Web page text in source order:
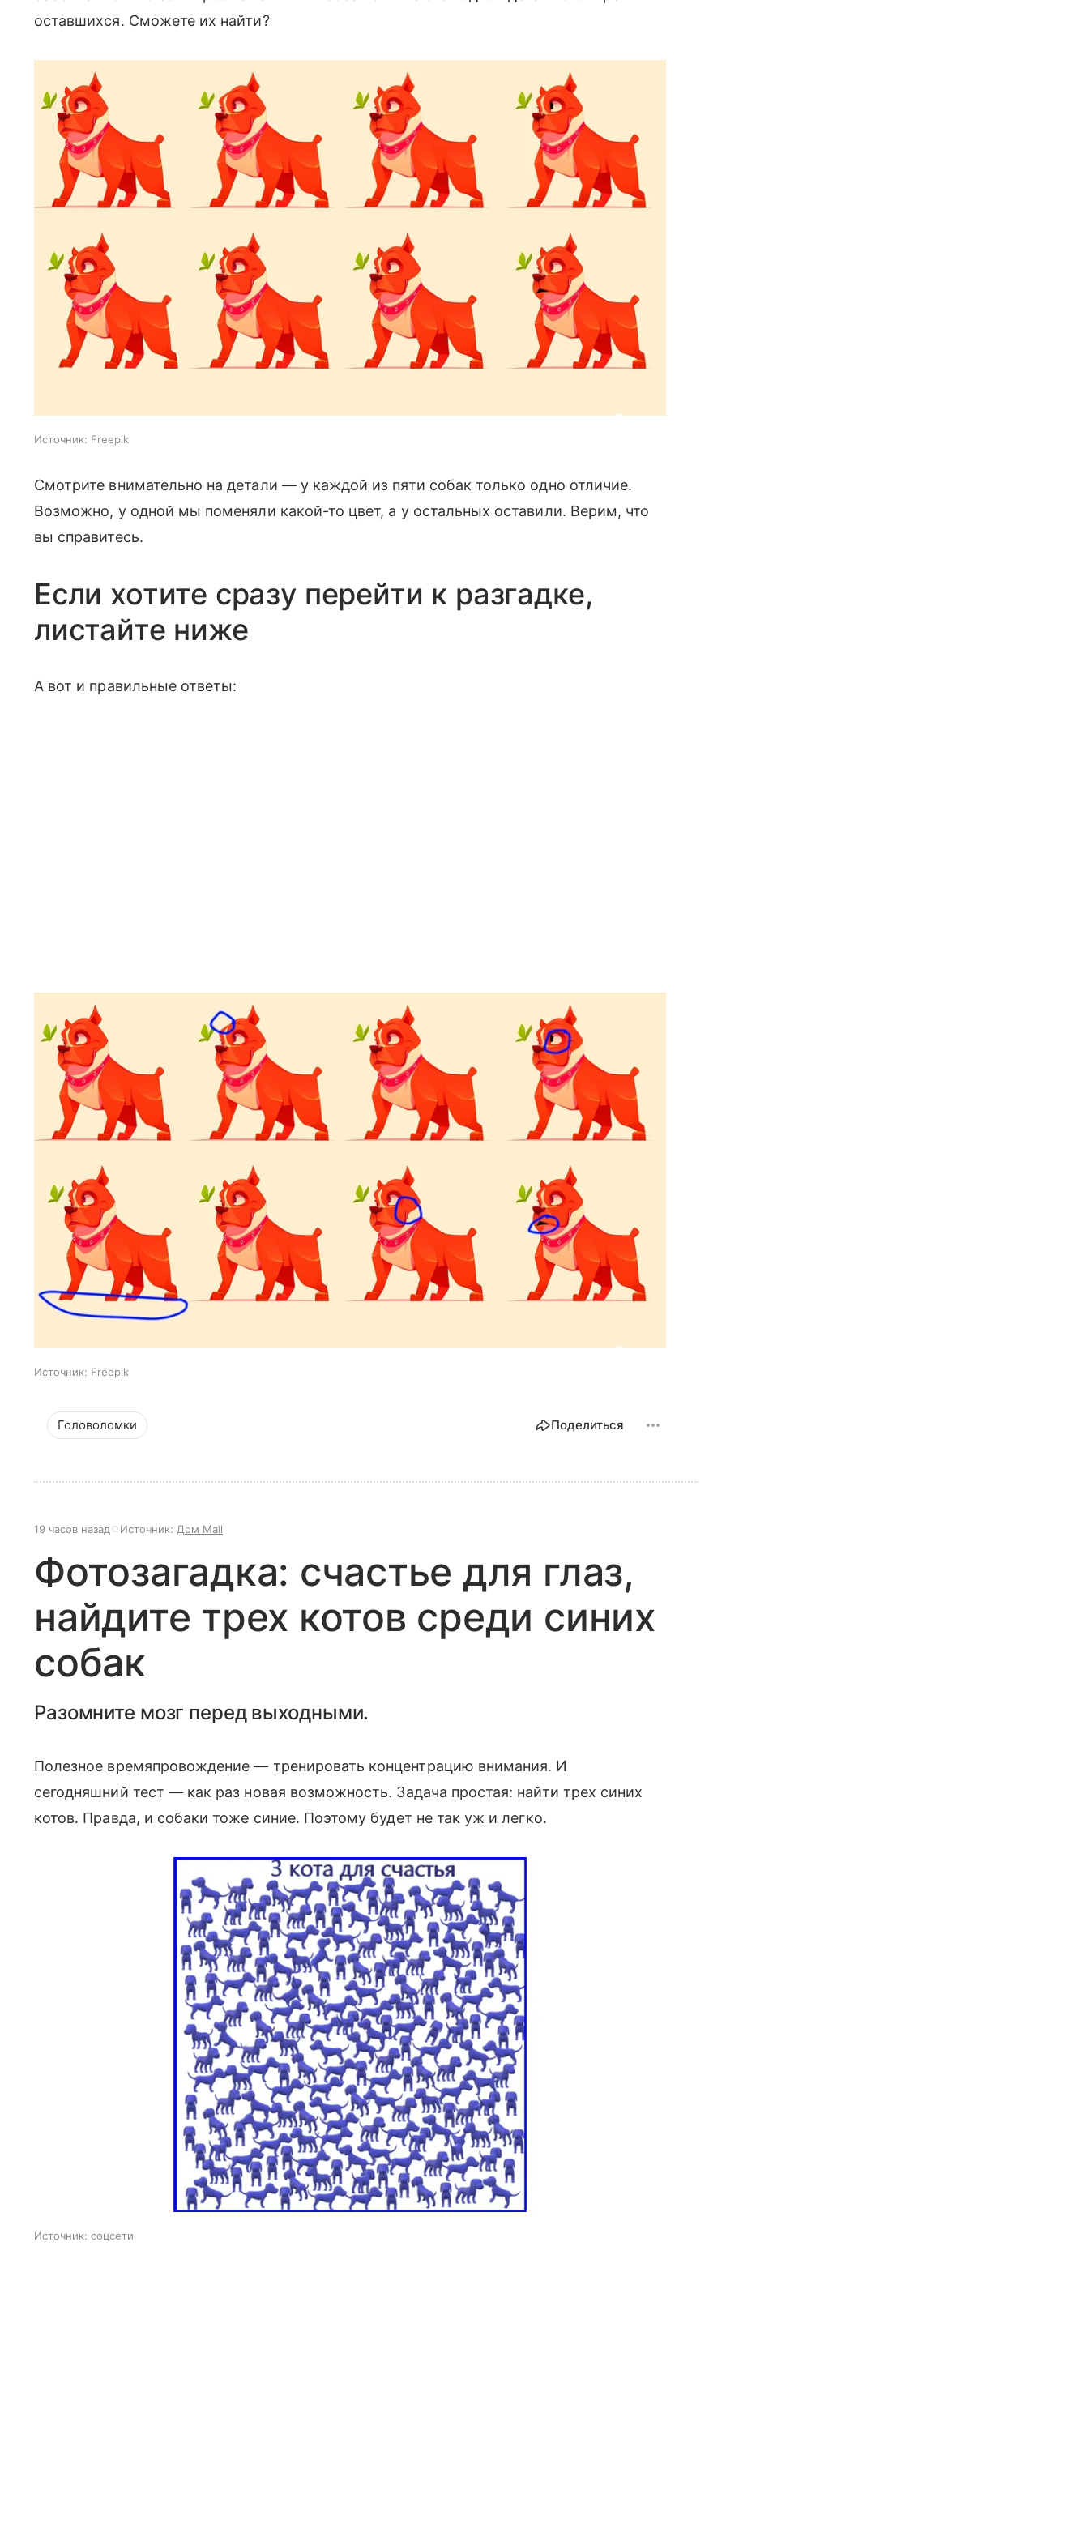
оставшихся. Сможете их найти?
Источник: Freepik
Смотрите внимательно на детали — у каждой из пяти собак только одно отличие.
Возможно, у одной мы поменяли какой-то цвет, а у остальных оставили. Верим, что
вы справитесь.
Если хотите сразу перейти к разгадке,
листайте ниже
А вот и правильные ответы:
Источник: Freepik
Головоломки Поделиться
19 часов назад Источник: Дом Mail
Фотозагадка: счастье для глаз,
найдите трех котов среди синих
собак
Разомните мозг перед выходными.
Полезное времяпровождение — тренировать концентрацию внимания. И
сегодняшний тест — как раз новая возможность. Задача простая: найти трех синих
котов. Правда, и собаки тоже синие. Поэтому будет не так уж и легко.
Источник: соцсети